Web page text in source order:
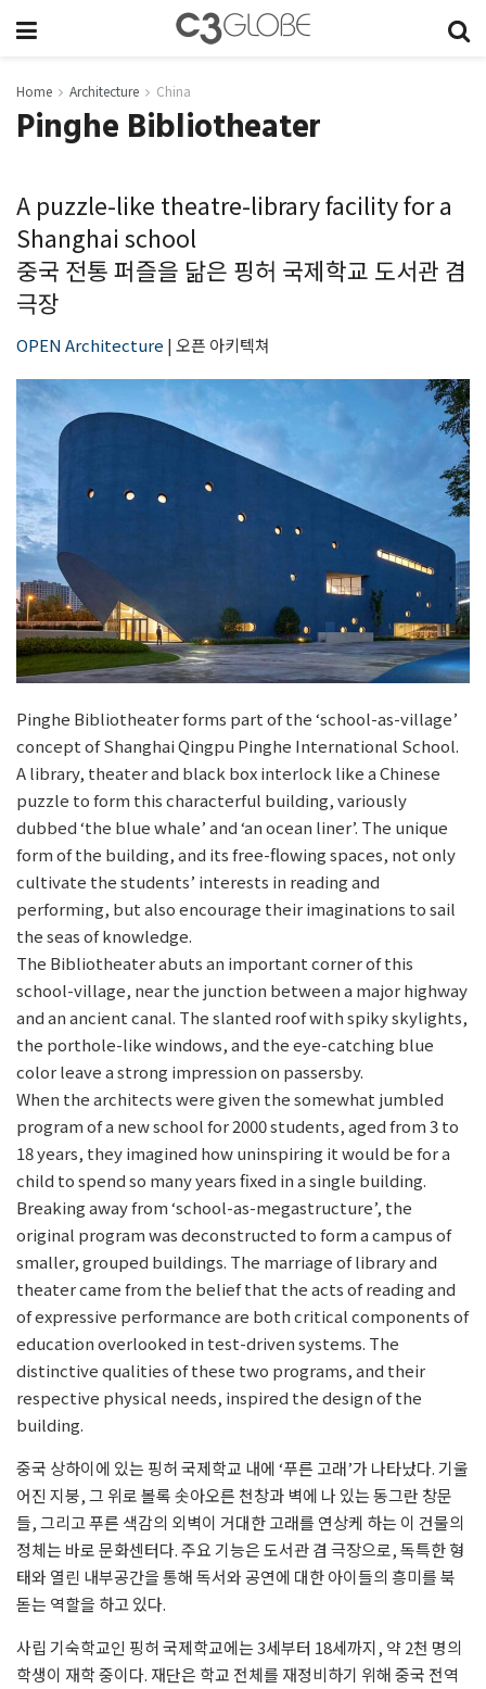
Home Architecture China
Pinghe Bibliotheater
A puzzle-like theatre-library facility for a
Shanghai school
중국 전통 퍼즐을 닮은 핑허 국제학교 도서관 겸
극장
OPEN Architecture | 오픈 아키텍쳐
Pinghe Bibliotheater forms part of the ‘school-as-village’
concept of Shanghai Qingpu Pinghe International School.
A library, theater and black box interlock like a Chinese
puzzle to form this characterful building, variously
dubbed ‘the blue whale’ and ‘an ocean liner’. The unique
form of the building, and its free-flowing spaces, not only
cultivate the students’ interests in reading and
performing, but also encourage their imaginations to sail
the seas of knowledge.
The Bibliotheater abuts an important corner of this
school-village, near the junction between a major highway
and an ancient canal. The slanted roof with spiky skylights,
the porthole-like windows, and the eye-catching blue
color leave a strong impression on passersby.
When the architects were given the somewhat jumbled
program of a new school for 2000 students, aged from 3 to
18 years, they imagined how uninspiring it would be for a
child to spend so many years fixed in a single building.
Breaking away from ‘school-as-megastructure’, the
original program was deconstructed to form a campus of
smaller, grouped buildings. The marriage of library and
theater came from the belief that the acts of reading and
of expressive performance are both critical components of
education overlooked in test-driven systems. The
distinctive qualities of these two programs, and their
respective physical needs, inspired the design of the
building.
중국 상하이에 있는 핑허 국제학교 내에 ‘푸른 고래’가 나타났다. 기울
어진 지붕, 그 위로 볼록 솟아오른 천창과 벽에 나 있는 동그란 창문
들, 그리고 푸른 색감의 외벽이 거대한 고래를 연상케 하는 이 건물의
정체는 바로 문화센터다. 주요 기능은 도서관 겸 극장으로, 독특한 형
태와 열린 내부공간을 통해 독서와 공연에 대한 아이들의 흥미를 북
돋는 역할을 하고 있다.
사립 기숙학교인 핑허 국제학교에는 3세부터 18세까지, 약 2천 명의
학생이 재학 중이다. 재단은 학교 전체를 재정비하기 위해 중국 전역